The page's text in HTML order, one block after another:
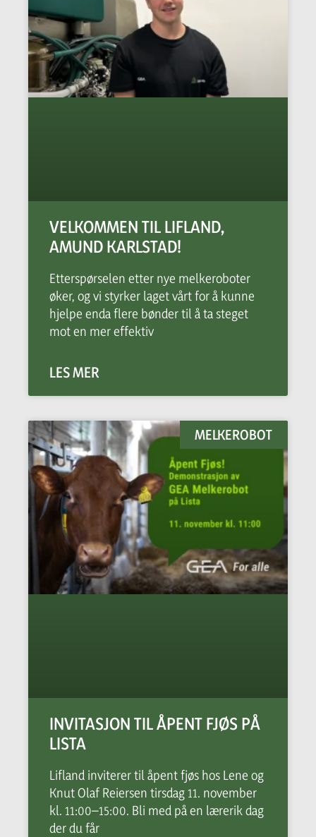
VELKOMMEN TIL LIFLAND,
AMUND KARLSTAD!
Etterspørselen etter nye melkeroboter
øker, og vi styrker laget vårt for å kunne
hjelpe enda flere bønder til å ta steget
mot en mer effektiv
LES MER
MELKEROBOT
INVITASJON TIL ÅPENT FJØS PÅ
LISTA
Lifland inviterer til åpent fjøs hos Lene og
Knut Olaf Reiersen tirsdag 11. november
kl. 11:00–15:00. Bli med på en lærerik dag
der du får